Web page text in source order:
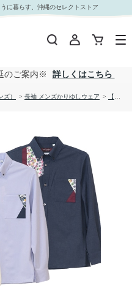
しウェアP-FTB01019S｜おきなわセレクト
に暮らす、沖縄のセレクトストア
のご案内※ 詳しくはこちら
） > 長袖 メンズかりゆしウェア > 【送料無料】琉球びんがた－壱 長袖 伝統工芸かりゆしウェアP-FTB01019S